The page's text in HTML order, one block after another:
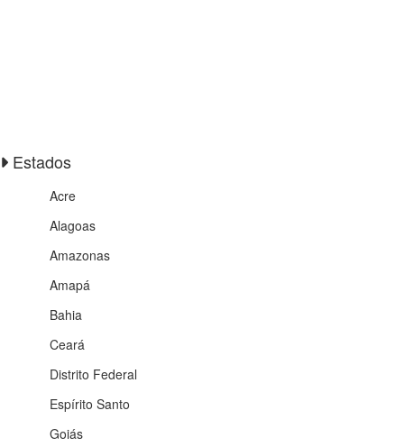
Estados
Acre
Alagoas
Amazonas
Amapá
Bahia
Ceará
Distrito Federal
Espírito Santo
Goiás